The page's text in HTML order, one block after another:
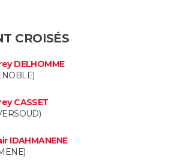
CROISÉS
DELHOMME
CASSET
IDAHMANENE